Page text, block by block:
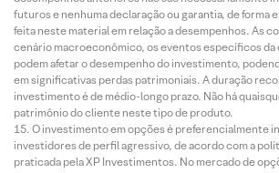
futuros e nenhuma declaração ou garantia, de forma
feita neste material em relação a desempenhos. As
cenário macroeconômico, os eventos específicos da
podem afetar o desempenho do investimento,
em significativas perdas patrimoniais. A duração
investimento é de médio-longo prazo. Não há
patrimônio do cliente neste tipo de produto.
O investimento em opções é preferencialmente
investidores de perfil agressivo, de acordo com a
praticada pela XP Investimentos. No mercado de